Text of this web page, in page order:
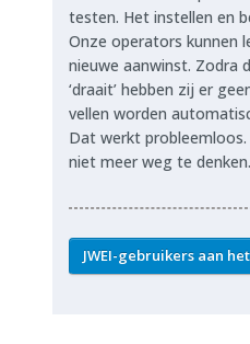
testen. Het instellen en
Onze operators kunnen
nieuwe aanwinst. Zodra
‘draait’ hebben zij er
vellen worden
Dat werkt probleemloos.
niet meer weg te
JWEI-gebruikers aan